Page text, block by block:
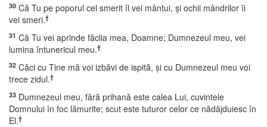
30 Că Tu pe poporul cel smerit îl vei mântui, şi ochii mândrilor îi
vei smeri.†
31 Că Tu vei aprinde făclia mea, Doamne; Dumnezeul meu, vei
lumina întunericul meu.†
32 Căci cu Tine mă voi izbăvi de ispită, şi cu Dumnezeul meu voi
trece zidul.†
33 Dumnezeul meu, fără prihană este calea Lui, cuvintele
Domnului în foc lămurite; scut este tuturor celor ce nădăjduiesc în
El.†